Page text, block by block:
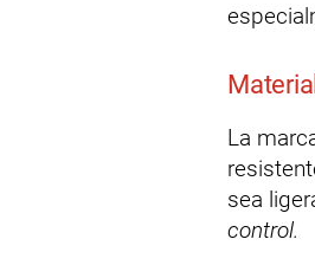
La
sea
control.